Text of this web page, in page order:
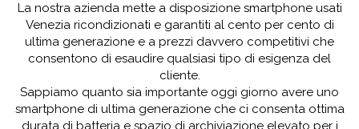
La nostra azienda mette a disposizione smartphone usati
Venezia ricondizionati e garantiti al cento per cento di
ultima generazione e a prezzi davvero competitivi che
consentono di esaudire qualsiasi tipo di esigenza del
cliente.
Sappiamo quanto sia importante oggi giorno avere uno
smartphone di ultima generazione che ci consenta ottima
durata di batteria e spazio di archiviazione elevato per i